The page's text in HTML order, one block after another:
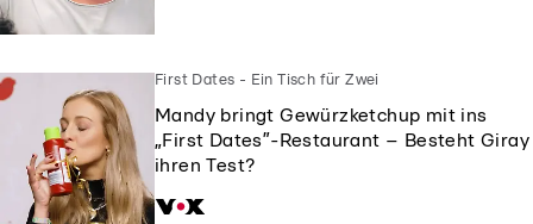
First Dates - Ein Tisch für Zwei
Mandy bringt Gewürzketchup mit ins
„First Dates”-Restaurant – Besteht Giray
ihren Test?